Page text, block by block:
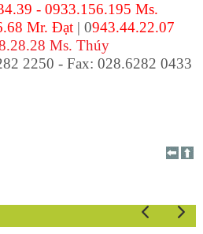
- 0933.156.195 Ms.
Mr. Đạt| 0943.44.22.07
Ms. Thúy
2250 - Fax: 028.6282 0433